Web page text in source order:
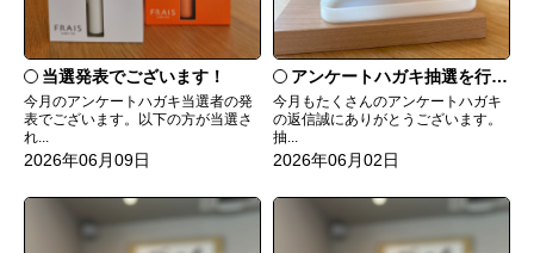
当選発表でございます！
今月のアンケートハガキ当選者の発
表でございます。以下の方が当選さ
れ...
2026年06月09日
アンケートハガキ抽選を行います！
今月もたくさんのアンケートハガキ
の返信誠にありがとうございます。
抽...
2026年06月02日